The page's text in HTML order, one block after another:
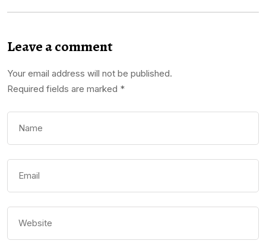
Leave a comment
Your email address will not be published.
Required fields are marked *